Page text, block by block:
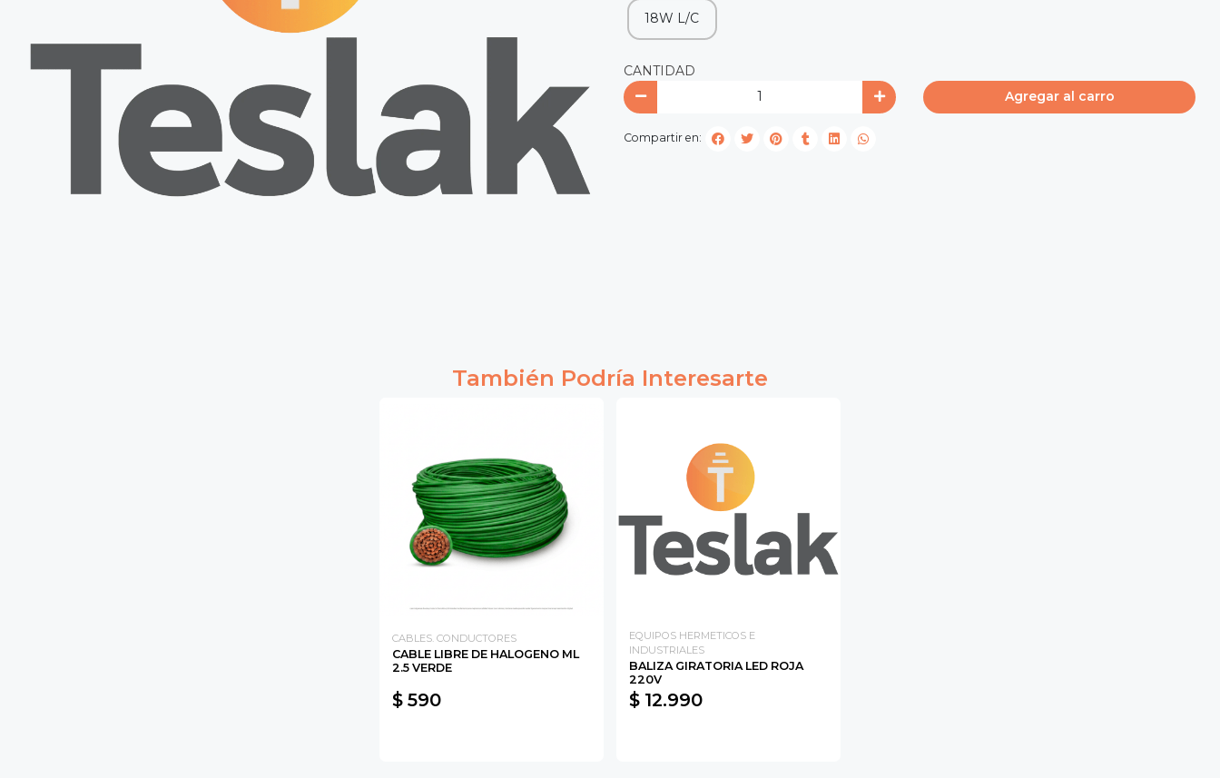
18W L/C
CANTIDAD
Agregar al carro
Compartir en:
También Podría Interesarte
CABLES. CONDUCTORES
CABLE LIBRE DE HALOGENO ML
2.5 VERDE
$ 590
EQUIPOS HERMETICOS E
INDUSTRIALES
BALIZA GIRATORIA LED ROJA
220V
$ 12.990